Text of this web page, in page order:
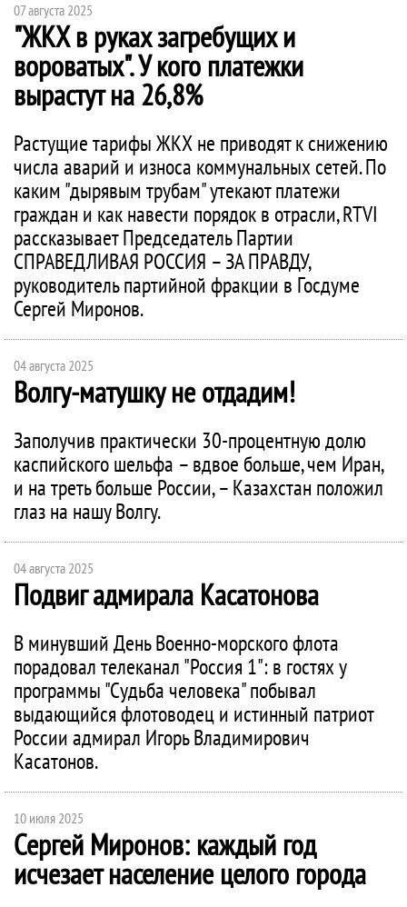
07 августа 2025
"ЖКХ в руках загребущих и
вороватых". У кого платежки
вырастут на 26,8%
Растущие тарифы ЖКХ не приводят к снижению
числа аварий и износа коммунальных сетей. По
каким "дырявым трубам" утекают платежи
граждан и как навести порядок в отрасли, RTVI
рассказывает Председатель Партии
СПРАВЕДЛИВАЯ РОССИЯ – ЗА ПРАВДУ,
руководитель партийной фракции в Госдуме
Сергей Миронов.
04 августа 2025
Волгу-матушку не отдадим!
Заполучив практически 30-процентную долю
каспийского шельфа – вдвое больше, чем Иран,
и на треть больше России, – Казахстан положил
глаз на нашу Волгу.
04 августа 2025
Подвиг адмирала Касатонова
В минувший День Военно-морского флота
порадовал телеканал "Россия 1": в гостях у
программы "Судьба человека" побывал
выдающийся флотоводец и истинный патриот
России адмирал Игорь Владимирович
Касатонов.
10 июля 2025
Сергей Миронов: каждый год
исчезает население целого города